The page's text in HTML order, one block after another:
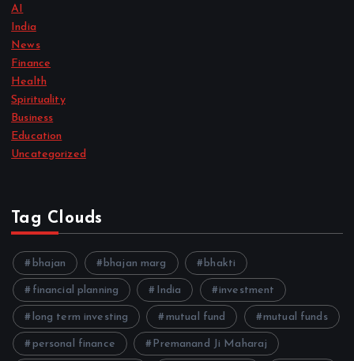
AI
India
News
Finance
Health
Spirituality
Business
Education
Uncategorized
Tag Clouds
bhajan bhajan marg bhakti
financial planning India investment
long term investing mutual fund mutual funds
personal finance Premanand Ji Maharaj